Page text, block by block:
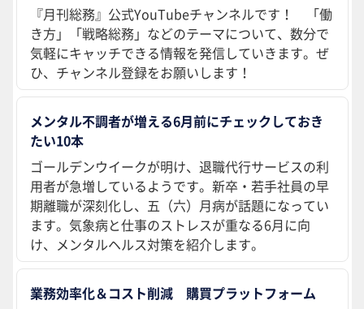
『月刊総務』公式YouTubeチャンネルです！ 「働
き方」「戦略総務」などのテーマについて、数分で
気軽にキャッチできる情報を発信していきます。ぜ
ひ、チャンネル登録をお願いします！
メンタル不調者が増える6月前にチェックしておき
たい10本
ゴールデンウイークが明け、退職代行サービスの利
用者が急増しているようです。新卒・若手社員の早
期離職が深刻化し、五（六）月病が話題になってい
ます。気象病と仕事のストレスが重なる6月に向
け、メンタルヘルス対策を紹介します。
業務効率化＆コスト削減 購買プラットフォーム